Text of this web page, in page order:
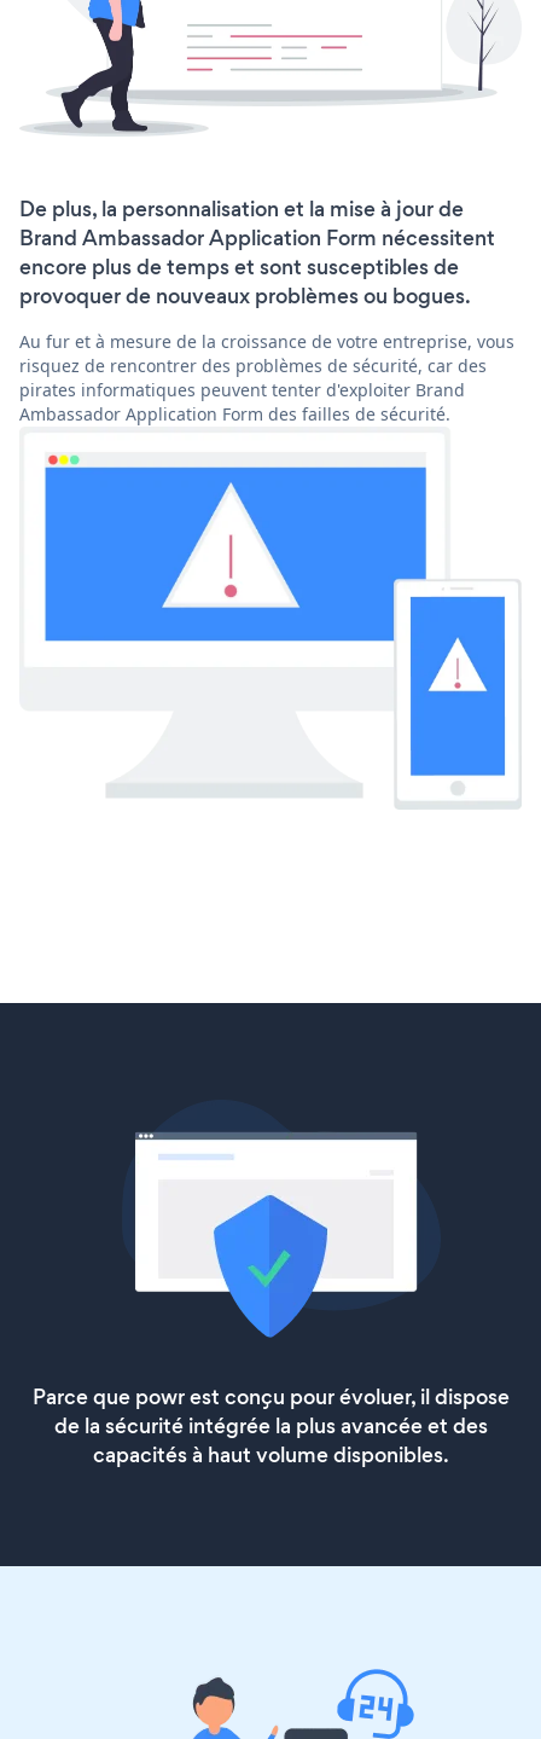
De plus, la personnalisation et la mise à jour de
Brand Ambassador Application Form nécessitent
encore plus de temps et sont susceptibles de
provoquer de nouveaux problèmes ou bogues.
Au fur et à mesure de la croissance de votre entreprise, vous
risquez de rencontrer des problèmes de sécurité, car des
pirates informatiques peuvent tenter d'exploiter Brand
Ambassador Application Form des failles de sécurité.
Parce que powr est conçu pour évoluer, il dispose
de la sécurité intégrée la plus avancée et des
capacités à haut volume disponibles.